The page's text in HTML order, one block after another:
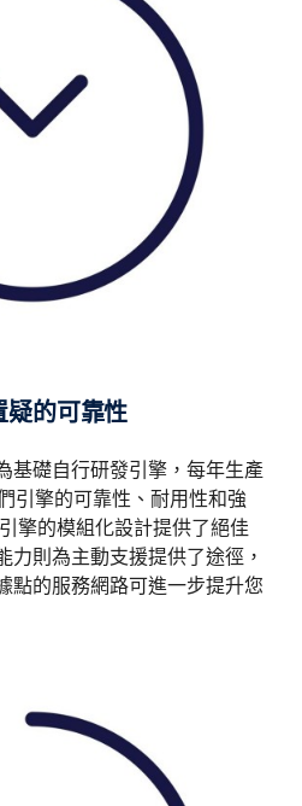
疑的可靠性
基礎自行研發引擎，每年生產
引擎的可靠性、耐用性和強
擎的模組化設計提供了絕佳
力則為主動支援提供了途徑，
點的服務網路可進一步提升您